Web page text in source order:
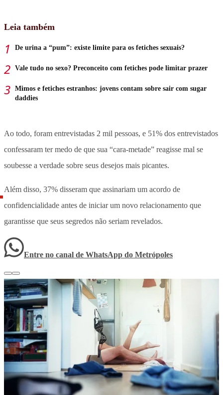
Leia também
De urina a “pum”: existe limite para os fetiches sexuais?
Vale tudo no sexo? Preconceito com fetiches pode limitar prazer
Mimos e fetiches estranhos: jovens contam sobre sair com sugar
daddies
Ao todo, foram entrevistadas 2 mil pessoas, e 51% dos entrevistados
confessaram ter medo de que sua “cara-metade” reagisse mal se
soubesse a verdade sobre seus desejos mais picantes.
Além disso, 37% disseram que assinariam um acordo de
confidencialidade antes de iniciar um novo relacionamento que
garantisse que seus segredos não seriam revelados.
Entre no canal de WhatsApp do Metrópoles